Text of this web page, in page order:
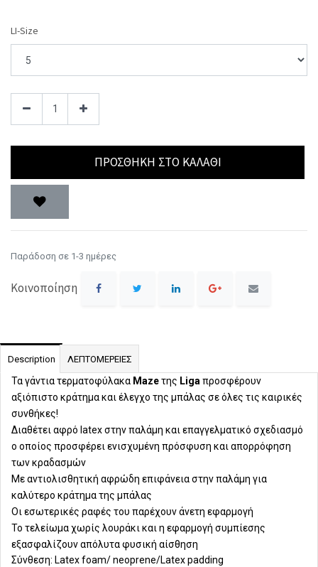
LI-Size
ΠΡΟΣΘΉΚΗ ΣΤΟ ΚΑΛΆΘΙ
Παράδοση σε 1-3 ημέρες
Κοινοποίηση
Description ΛΕΠΤΟΜΕΡΕΙΕΣ
Τα γάντια τερματοφύλακα Mazeτης Ligaπροσφέρουν
αξιόπιστο κράτημα και έλεγχο της μπάλας σε όλες τις καιρικές
συνθήκες!
Διαθέτει αφρό latex στην παλάμη και επαγγελματικό σχεδιασμό
ο οποίος προσφέρει ενισχυμένη πρόσφυση και απορρόφηση
των κραδασμών
Με αντιολισθητική αφρώδη επιφάνεια στην παλάμη για
καλύτερο κράτημα της μπάλας
Οι εσωτερικές ραφές του παρέχουν άνετη εφαρμογή
Το τελείωμα χωρίς λουράκι και η εφαρμογή συμπίεσης
εξασφαλίζουν απόλυτα φυσική αίσθηση
Σύνθεση: Latex foam/ neoprene/Latex padding